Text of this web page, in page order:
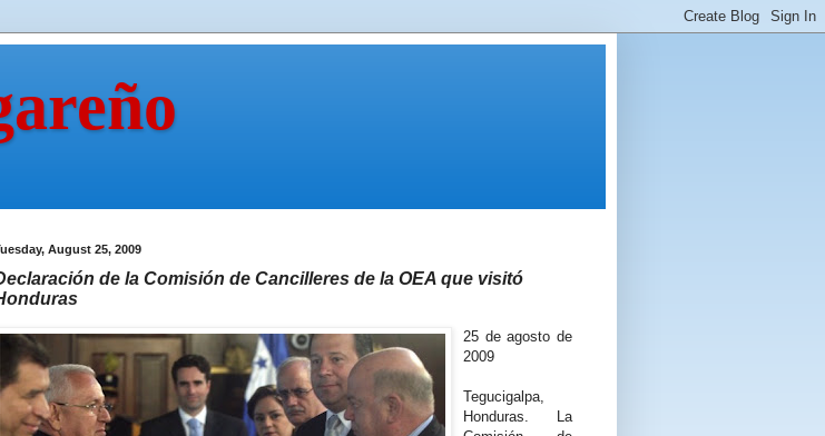
August 25, 2009
de la Comisión de Cancilleres de la OEA que visitó
25 de agosto de
2009
Tegucigalpa,
Honduras. La